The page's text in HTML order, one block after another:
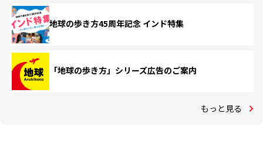
地球の歩き方45周年記念 インド特集
「地球の歩き方」シリーズ広告のご案内
もっと見る